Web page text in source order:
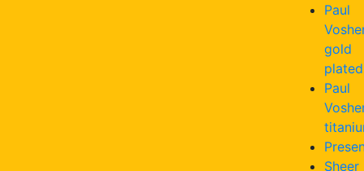
Paul
gold
plated
Paul
Sheer